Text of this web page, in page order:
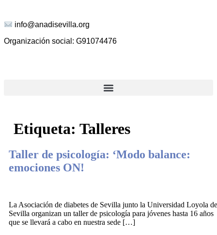
info@anadisevilla.org
Organización social: G91074476
Etiqueta: Talleres
Taller de psicología: ‘Modo balance:
emociones ON!
La Asociación de diabetes de Sevilla junto la Universidad Loyola de
Sevilla organizan un taller de psicología para jóvenes hasta 16 años
que se llevará a cabo en nuestra sede […]